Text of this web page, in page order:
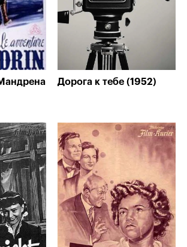
Дорога к тебе (1952)